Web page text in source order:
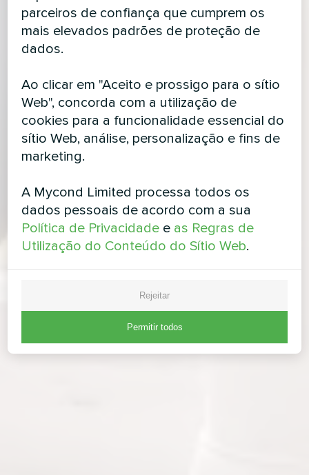
parceiros de confiança que cumprem os
mais elevados padrões de proteção de
dados.
Ao clicar em "Aceito e prossigo para o sítio
Web", concorda com a utilização de
cookies para a funcionalidade essencial do
sítio Web, análise, personalização e fins de
marketing.
A Mycond Limited processa todos os
dados pessoais de acordo com a sua
Política de Privacidade e as Regras de
Utilização do Conteúdo do Sítio Web.
Rejeitar
Permitir todos